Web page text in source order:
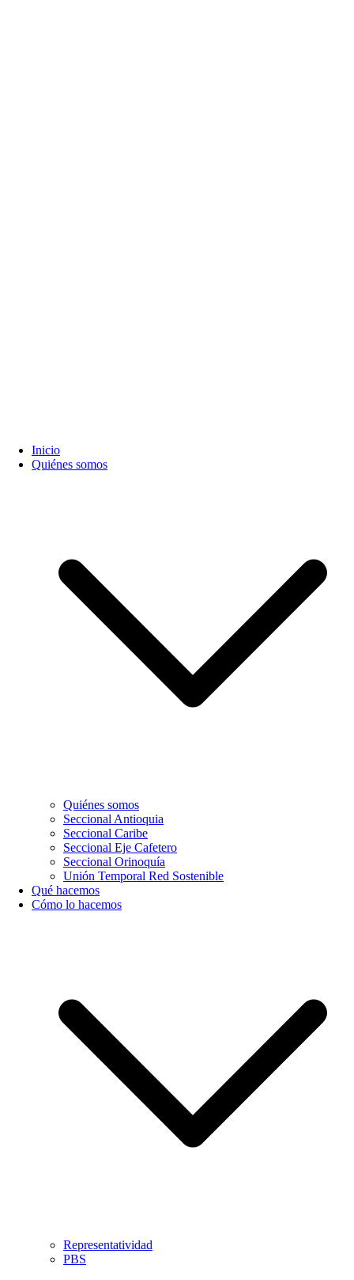
Inicio
Quiénes somos
Quiénes somos
Seccional Antioquia
Seccional Caribe
Seccional Eje Cafetero
Seccional Orinoquía
Unión Temporal Red Sostenible
Qué hacemos
Cómo lo hacemos
Representatividad
PBS